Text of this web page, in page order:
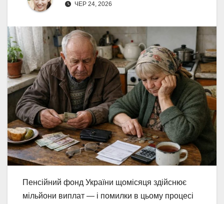
ЧЕР 24, 2026
Пенсійний фонд України щомісяця здійснює
мільйони виплат — і помилки в цьому процесі